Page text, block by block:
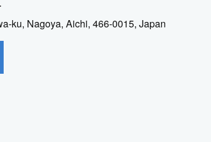
ku, Nagoya, Aichi, 466-0015, Japan